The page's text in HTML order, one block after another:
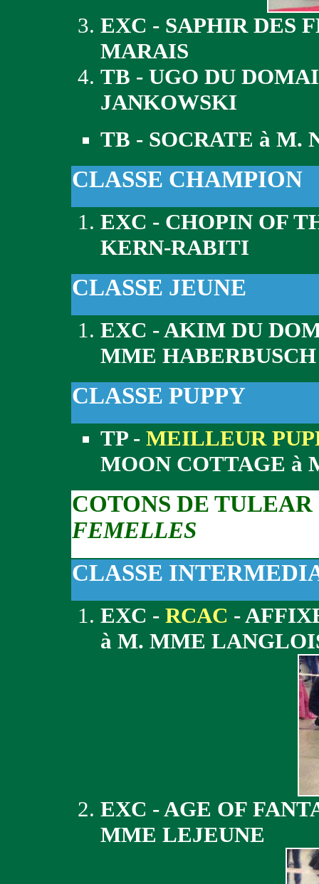
EXC - SAPHIR DES
MARAIS
TB - UGO DU
JANKOWSKI
TB - SOCRATE à M.
CLASSE CHAMPION
EXC - CHOPIN OF
KERN-RABITI
CLASSE JEUNE
EXC - AKIM DU
MME HABERBUSCH
CLASSE PUPPY
TP - MEILLEUR
MOON COTTAGE à
COTONS DE TULEAR
FEMELLES
CLASSE
EXC - RCAC -
à M. MME
EXC - AGE OF
MME LEJEUNE